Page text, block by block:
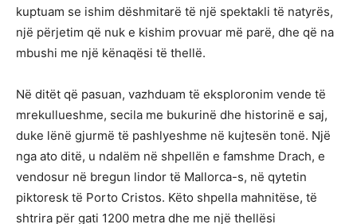
kuptuam se ishim dëshmitarë të një spektakli të natyrës,
një përjetim që nuk e kishim provuar më parë, dhe që na
mbushi me një kënaqësi të thellë.
Në ditët që pasuan, vazhduam të eksploronim vende të
mrekullueshme, secila me bukurinë dhe historinë e saj,
duke lënë gjurmë të pashlyeshme në kujtesën tonë. Një
nga ato ditë, u ndalëm në shpellën e famshme Drach, e
vendosur në bregun lindor të Mallorca-s, në qytetin
piktoresk të Porto Cristos. Këto shpella mahnitëse, të
shtrira për gati 1200 metra dhe me një thellësi